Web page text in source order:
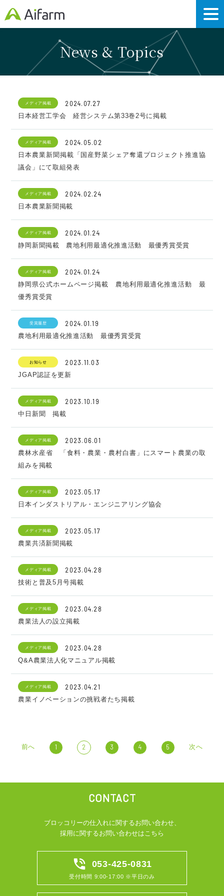
News & Topics
メディア掲載 2024.07.27
日本経営工学会 経営システム第33巻2号に掲載
メディア掲載 2024.05.02
日本農業新聞掲載「国産野菜シェア奪還プロジェクト推進協
議会」にて取組発表
メディア掲載 2024.02.24
日本農業新聞掲載
メディア掲載 2024.01.24
静岡新聞掲載 農地利用最適化推進活動 最優秀賞受賞
メディア掲載 2024.01.24
静岡県公式ホームページ掲載 農地利用最適化推進活動 最
優秀賞受賞
受賞履歴 2024.01.19
農地利用最適化推進活動 最優秀賞受賞
お知らせ 2023.11.03
JGAP認証を更新
メディア掲載 2023.10.19
中日新聞 掲載
メディア掲載 2023.06.01
農林水産省 「食料・農業・農村白書」にスマート農業の取
組みを掲載
メディア掲載 2023.05.17
日本インダストリアル・エンジニアリング協会
メディア掲載 2023.05.17
農業共済新聞掲載
メディア掲載 2023.04.28
技術と普及5月号掲載
メディア掲載 2023.04.28
農業法人の設立掲載
メディア掲載 2023.04.28
Q&A農業法人化マニュアル掲載
メディア掲載 2023.04.21
農業イノベーションの挑戦者たち掲載
前へ 1 2 3 4 5 次へ
CONTACT
ブロッコリーの仕入れに関するお問い合わせ、
採用に関するお問い合わせはこちら
phone_in_talk 053-425-0831
受付時間 9:00-17:00 ※平日のみ